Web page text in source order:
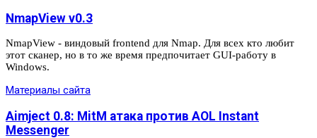
NmapView v0.3
NmapView - виндовый frontend для Nmap. Для всех кто любит
этот сканер, но в то же время предпочитает GUI-работу в
Windows.
Материалы сайта
Aimject 0.8: MitM атака против AOL Instant
Messenger